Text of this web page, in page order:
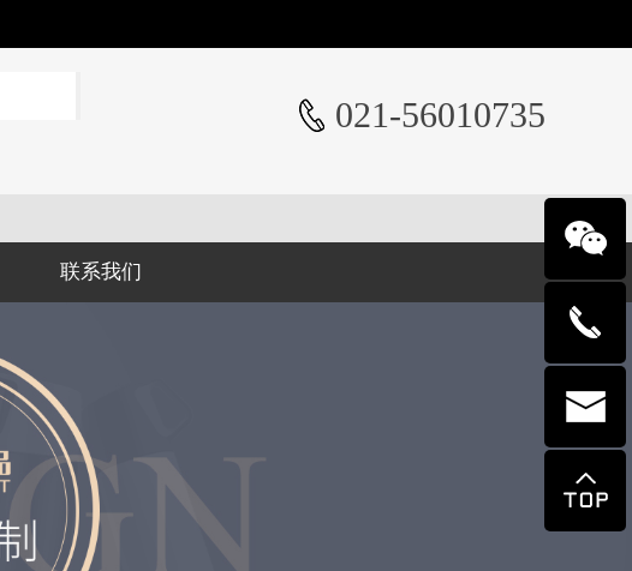
021-56010735
联系我们